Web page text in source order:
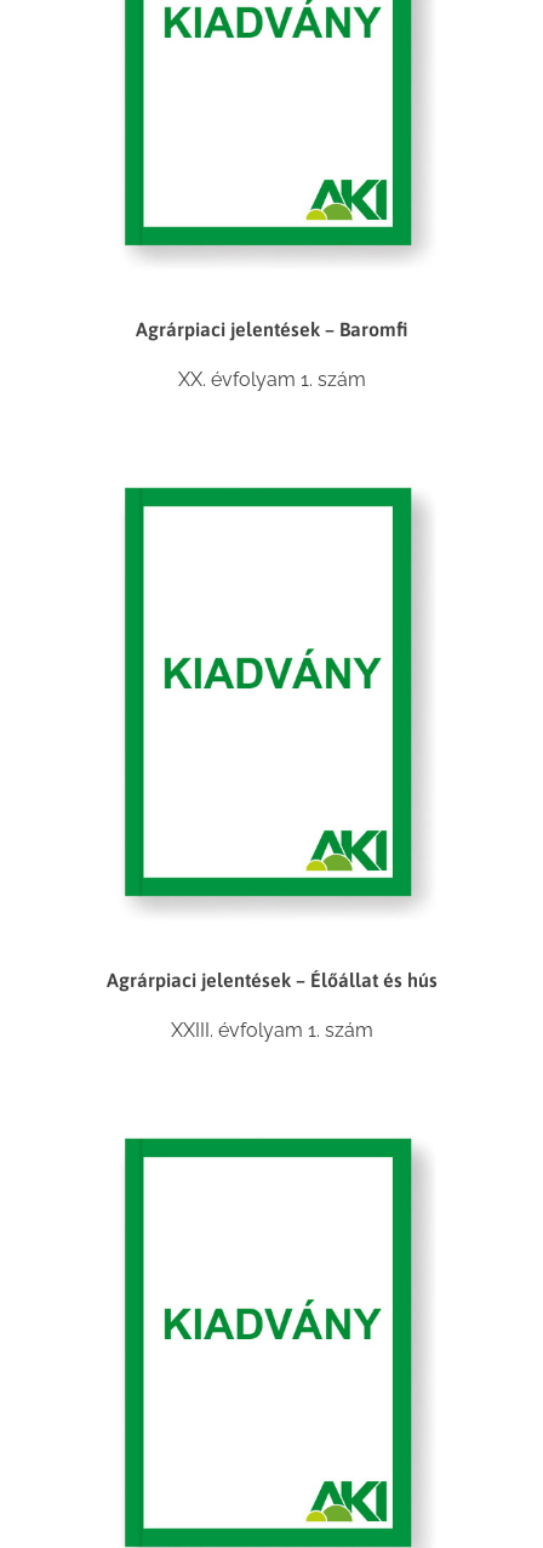
Agrárpiaci jelentések – Baromfi
XX. évfolyam 1. szám
Agrárpiaci jelentések – Élőállat és hús
XXIII. évfolyam 1. szám